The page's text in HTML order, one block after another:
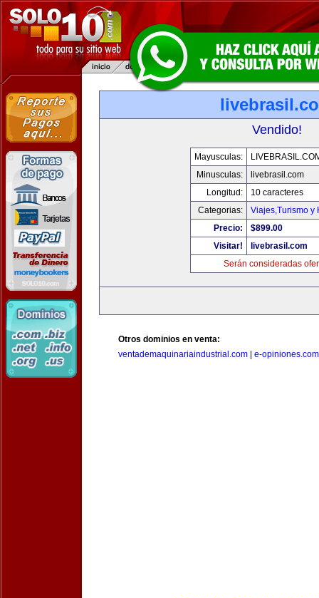
Vendido!
Mayusculas:
Minusculas:
livebrasil.com
Longitud:
10 caracteres
Categorias:
Viajes,Turismo y
Precio:
$899.00
Visitar!
livebrasil.com
Serán consideradas
Otros dominios en venta:
ventademaquinariaindustrial.com
e-opiniones.com